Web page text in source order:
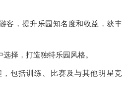
客，提升乐园知名度和收益，获丰
择，打造独特乐园风格。
包括训练、比赛及与其他明星竞